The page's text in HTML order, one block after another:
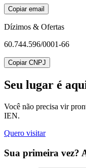
Copiar email
Dízimos & Ofertas
60.744.596/0001-66
Copiar CNPJ
Seu lugar é
Você não precisa vir
IEN.
Quero visitar
Sua primeira vez?